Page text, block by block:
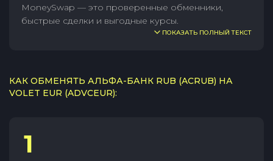
MoneySwap — это проверенные обменники,
быстрые сделки и выгодные курсы.
ПОКАЗАТЬ ПОЛНЫЙ ТЕКСТ
КАК ОБМЕНЯТЬ АЛЬФА-БАНК RUB (ACRUB) НА
VOLET EUR (ADVCEUR):
1